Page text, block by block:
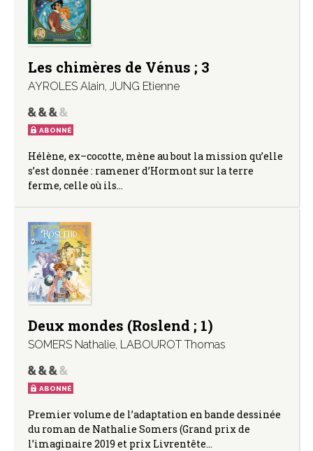
Les chimères de Vénus ; 3
AYROLES Alain, JUNG Etienne
ABONNÉ
Hélène, ex–cocotte, mène au bout la mission qu’elle
s’est donnée : ramener d’Hormont sur la terre
ferme, celle où ils…
Deux mondes (Roslend ; 1)
SOMERS Nathalie, LABOUROT Thomas
ABONNÉ
Premier volume de l’adaptation en bande dessinée
du roman de Nathalie Somers (Grand prix de
l’imaginaire 2019 et prix Livrentête…